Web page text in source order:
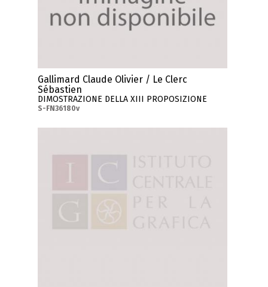
Gallimard Claude Olivier / Le Clerc
Sébastien
DIMOSTRAZIONE DELLA XIII PROPOSIZIONE
S-FN36180v